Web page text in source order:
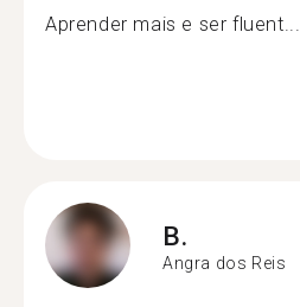
Aprender mais e ser fluent...
B.
Angra dos Reis